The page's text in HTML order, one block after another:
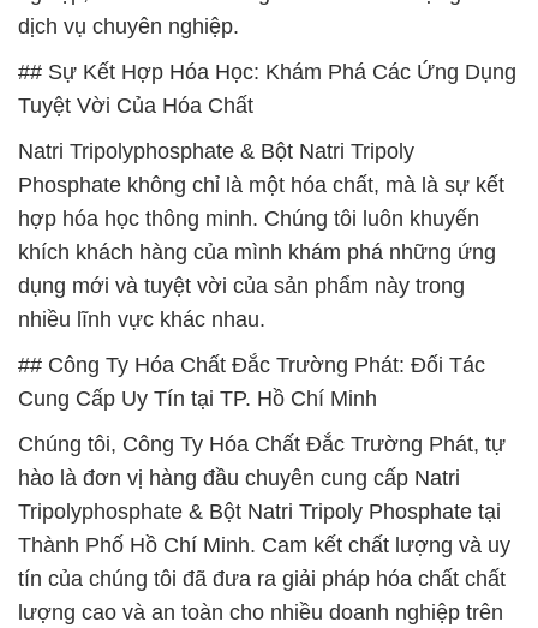
dịch vụ chuyên nghiệp.
## Sự Kết Hợp Hóa Học: Khám Phá Các Ứng Dụng
Tuyệt Vời Của Hóa Chất
Natri Tripolyphosphate & Bột Natri Tripoly
Phosphate không chỉ là một hóa chất, mà là sự kết
hợp hóa học thông minh. Chúng tôi luôn khuyến
khích khách hàng của mình khám phá những ứng
dụng mới và tuyệt vời của sản phẩm này trong
nhiều lĩnh vực khác nhau.
## Công Ty Hóa Chất Đắc Trường Phát: Đối Tác
Cung Cấp Uy Tín tại TP. Hồ Chí Minh
Chúng tôi, Công Ty Hóa Chất Đắc Trường Phát, tự
hào là đơn vị hàng đầu chuyên cung cấp Natri
Tripolyphosphate & Bột Natri Tripoly Phosphate tại
Thành Phố Hồ Chí Minh. Cam kết chất lượng và uy
tín của chúng tôi đã đưa ra giải pháp hóa chất chất
lượng cao và an toàn cho nhiều doanh nghiệp trên